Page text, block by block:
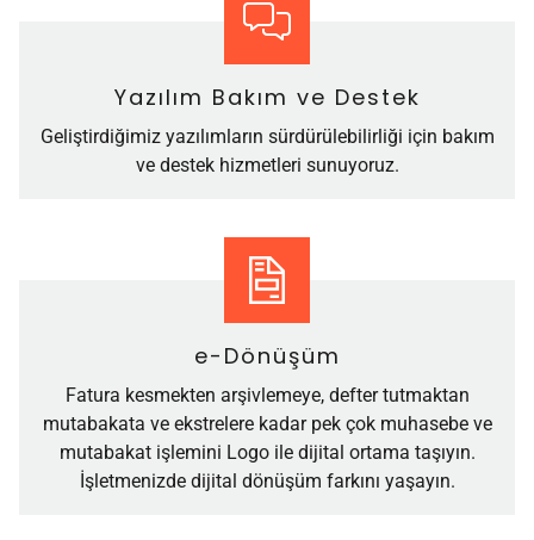
Yazılım Bakım ve Destek
Geliştirdiğimiz yazılımların sürdürülebilirliği için bakım
ve destek hizmetleri sunuyoruz.
e-Dönüşüm
Fatura kesmekten arşivlemeye, defter tutmaktan
mutabakata ve ekstrelere kadar pek çok muhasebe ve
mutabakat işlemini Logo ile dijital ortama taşıyın.
İşletmenizde dijital dönüşüm farkını yaşayın.